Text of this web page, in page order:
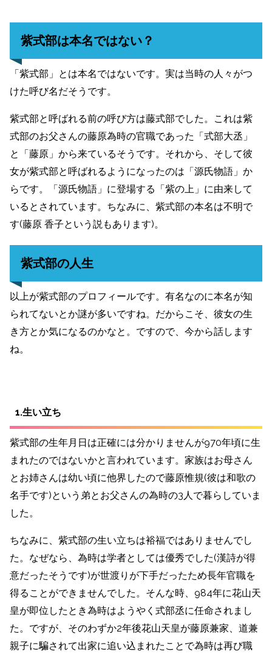
紫式部は本名ではない？
「紫式部」とは本名ではないです。実は当時の人々がつ
けた呼び名だそうです。
紫式部と呼ばれる前の呼び方は藤式部でした。これは紫
式部のお父さんの藤原為時の官職であった「式部大丞」
と「藤原」から来ているそうです。それから、そして彼
女が紫式部と呼ばれるようになったのは「源氏物語」か
らです。「源氏物語」に登場する「紫の上」に由来して
いるとされています。ちなみに、紫式部の本名は不明で
す(藤原 香子という説もあります)。
紫式部の人生
以上が紫式部のプロフィールです。有名なのに本名が知
られてないとか謎が多いですね。だからこそ、彼女の生
き方とか気になるのかなと。ですので、今から話します
ね。
1.生い立ち
紫式部の生年月日は正確には分かりませんが970年頃に生
まれたのではないかと言われています。家族はお母さん
とお姉さんは幼い頃に他界したので藤原惟規(彼は和歌の
名手です)という弟とお父さんの為時の3人で暮らしていま
した。
ちなみに、紫式部の生い立ちは裕福ではありませんでし
た。なぜなら、為時は学者としては優秀でした(漢詩が得
意だったそうです)が世渡りが下手だったため長年官職を
得ることができませんでした。そんな時、984年に花山天
皇が即位したとき為時はようやく式部丞に任命されまし
た。ですが、そのわずか2年後花山天皇が藤原兼家、道兼
親子に騙されて出家に追い込まれたことで為時は再び職